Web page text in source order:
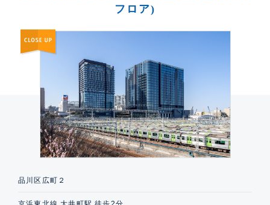
フロア)
品川区広町２